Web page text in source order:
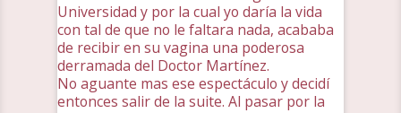
Universidad y por la cual yo daría la vida
con tal de que no le faltara nada, acababa
de recibir en su vagina una poderosa
derramada del Doctor Martínez.
No aguante mas ese espectáculo y decidí
entonces salir de la suite. Al pasar por la